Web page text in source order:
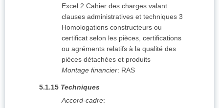
Excel 2 Cahier des charges valant
clauses administratives et techniques 3
Homologations constructeurs ou
certificat selon les pièces, certifications
ou agréments relatifs à la qualité des
pièces détachées et produits
Montage financier: RAS
5.1.15 Techniques
Accord-cadre: